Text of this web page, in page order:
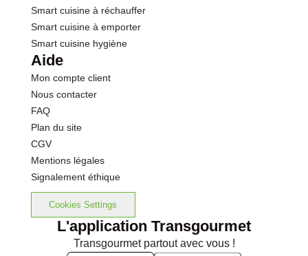
Smart cuisine à réchauffer
Smart cuisine à emporter
Smart cuisine hygiène
Aide
Mon compte client
Nous contacter
FAQ
Plan du site
CGV
Mentions légales
Signalement éthique
Cookies Settings
L'application Transgourmet
Transgourmet partout avec vous !